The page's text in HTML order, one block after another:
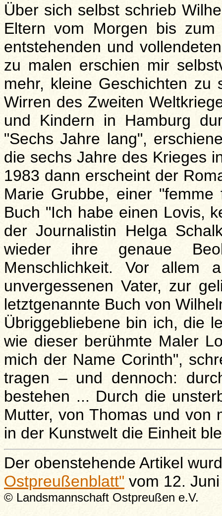
Über sich selbst schrieb
Eltern vom Morgen bis
entstehenden und
zu malen erschien mir
mehr, kleine Geschichten
Wirren des Zweiten
und Kindern in Hamburg
"Sechs Jahre lang",
die sechs Jahre des Krieges
1983 dann erscheint der
Marie Grubbe, einer
Buch "Ich habe einen Lovis,
der Journalistin Helga
wieder ihre genaue
Menschlichkeit. Vor allem
unvergessenen Vater, zur
letztgenannte Buch von
Übriggebliebene bin ich, die
wie dieser berühmte Maler
mich der Name Corinth",
tragen – und dennoch:
bestehen ... Durch die
Mutter, von Thomas und von
in der Kunstwelt die Einheit
Der obenstehende Artikel
Ostpreußenblatt" vom 12.
© Landsmannschaft Ostpreußen e.V.